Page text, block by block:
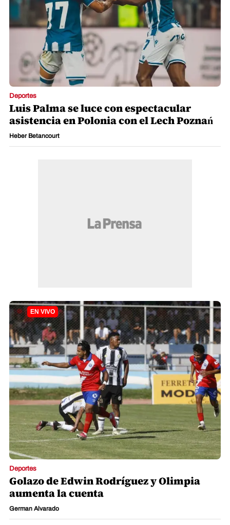
Deportes
Luis Palma se luce con espectacular
asistencia en Polonia con el Lech Poznań
Heber Betancourt
Deportes
Golazo de Edwin Rodríguez y Olimpia
aumenta la cuenta
German Alvarado